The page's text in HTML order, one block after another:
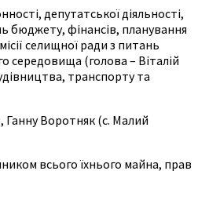
депутатської діяльності,
бюджету, фінансів, планування
селищної ради з питань
середовища (голова – Віталій
транспорту та
Ганну Воротняк (с. Малий
всього їхнього майна, прав